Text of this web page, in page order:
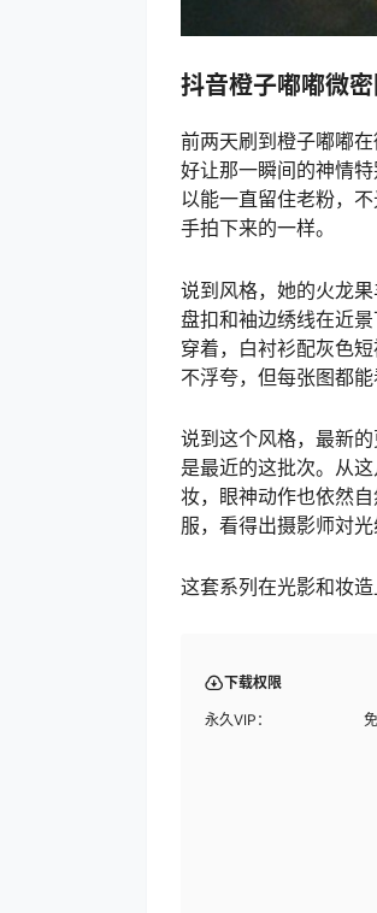
抖音橙子嘟嘟微密
前两天刷到橙子嘟嘟
好让那一瞬间的神情
以能一直留住老粉，
手拍下来的一样。
说到风格，她的火龙
盘扣和袖边绣线在近
穿着，白衬衫配灰色
不浮夸，但每张图都
说到这个风格，最新
是最近的这批次。从
妆，眼神动作也依然
服，看得出摄影师対光
这套系列在光影和妆造
下载权限
永久VIP：